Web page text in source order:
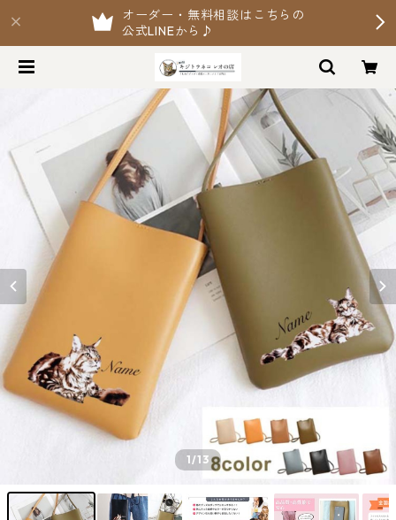
オーダー・無料相談はこちらの
公式LINEから♪
1/13